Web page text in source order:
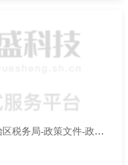
国家税务总局新疆维吾尔自治区税务局-政策文件-政策解读-关于《国家税务总局关于修订部分税务执法文书的公告》的解读